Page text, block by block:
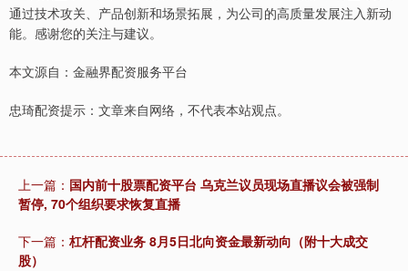
通过技术攻关、产品创新和场景拓展，为公司的高质量发展注入新动
能。感谢您的关注与建议。
本文源自：金融界配资服务平台
忠琦配资提示：文章来自网络，不代表本站观点。
上一篇： 国内前十股票配资平台 乌克兰议员现场直播议会被强制
暂停, 70个组织要求恢复直播
下一篇： 杠杆配资业务 8月5日北向资金最新动向（附十大成交
股）